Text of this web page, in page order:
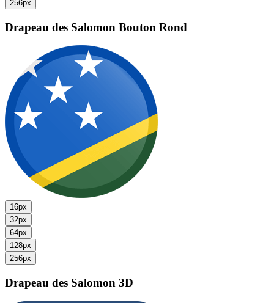
256px
Drapeau des Salomon Bouton Rond
16px
32px
64px
128px
256px
Drapeau des Salomon 3D